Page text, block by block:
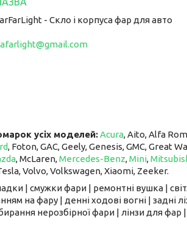
- Cкло і корпуса фар для авто
усіх моделей:Acura, Aito, Alfa
, Foton, GAC, Geely, Genesis, GMC, Great
, McLaren, ​​​​​​​Mercedes-Benz,Mini,
Volvo, Volkswagen, Xiaomi, Zeeker.
| смужки фари | ремонтні вушка |
на фару | денні ходові вогні |
нерозбірної фари | лінзи для фар